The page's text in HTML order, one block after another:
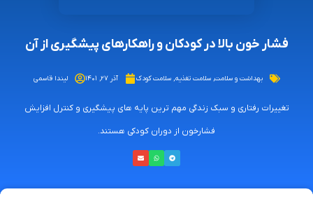
فشار خون بالا در کودکان و راهکارهای پیشگیری از آن
بهداشت و سلامت,سلامت تغذیه,سلامت کودک آذر ۲۷, ۱۴۰۱ لیندا قاسمی
تغییرات رفتاری و سبک زندگی مهم ترین پایه های پیشگیری و کنترل افزایش
فشارخون از دوران کودکی هستند.